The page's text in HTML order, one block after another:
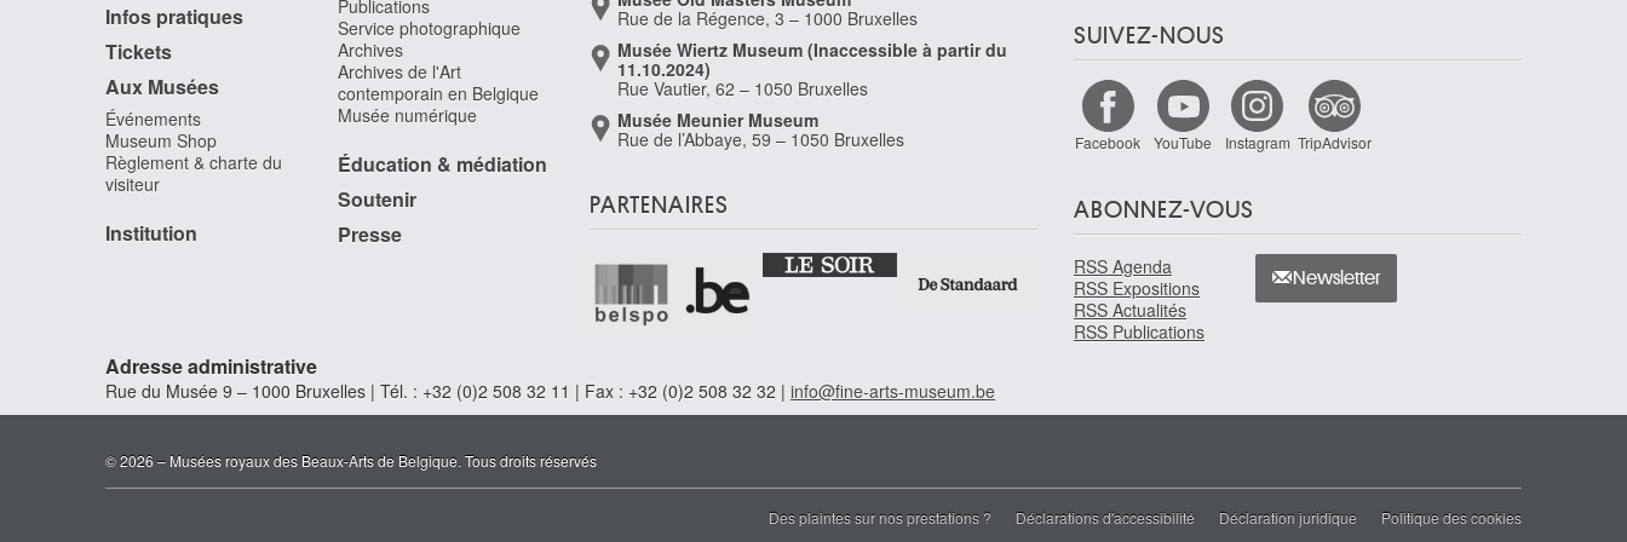
Infos pratiques
Tickets
Aux Musées
Événements
Museum Shop
Règlement & charte du
visiteur
Institution
Publications
Service photographique
Archives
Archives de l'Art
contemporain en Belgique
Musée numérique
Éducation & médiation
Soutenir
Presse
Rue de la Régence, 3 – 1000 Bruxelles
Musée Wiertz Museum (Inaccessible à partir du
11.10.2024)
Rue Vautier, 62 – 1050 Bruxelles
Musée Meunier Museum
Rue de l’Abbaye, 59 – 1050 Bruxelles
PARTENAIRES
SUIVEZ-NOUS
Facebook YouTube Instagram TripAdvisor
ABONNEZ-VOUS
RSS Agenda
RSS Expositions
RSS Actualités
RSS Publications
Newsletter
Adresse administrative
Rue du Musée 9 – 1000 Bruxelles | Tél. : +32 (0)2 508 32 11 | Fax : +32 (0)2 508 32 32 | info@fine-arts-museum.be
© 2026 – Musées royaux des Beaux-Arts de Belgique. Tous droits réservés
Des plaintes sur nos prestations ? Déclarations d'accessibilité Déclaration juridique Politique des cookies